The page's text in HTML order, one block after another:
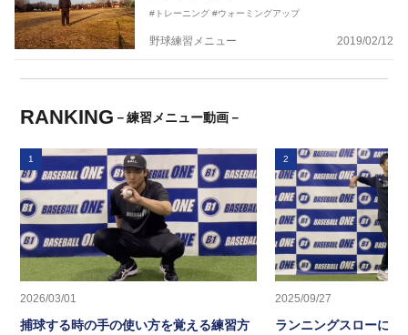
#トレーニング #ウォーミングアップ
野球練習メニュー 2019/02/12
RANKING －練習メニュー動画－
1
2026/03/01
捕球する時の手の使い方を覚える練習方
2
2025/09/27
ランニングスローに繋